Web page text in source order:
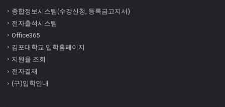
종합정보시스템(수강신청, 등록금고지서)
전자출석시스템
Office365
김포대학교 입학홈페이지
지원율 조회
전자결재
(구)입학안내